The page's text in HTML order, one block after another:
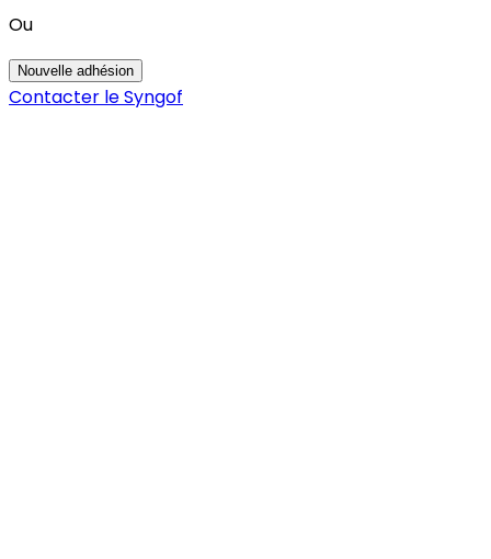
Ou
Nouvelle adhésion
Contacter le Syngof